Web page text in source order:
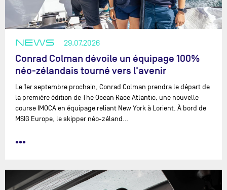
NEWS 29.07.2026
Conrad Colman dévoile un équipage 100%
néo-zélandais tourné vers l'avenir
Le 1er septembre prochain, Conrad Colman prendra le départ de
la première édition de The Ocean Race Atlantic, une nouvelle
course IMOCA en équipage reliant New York à Lorient. À bord de
MSIG Europe, le skipper néo-zéland…
•••